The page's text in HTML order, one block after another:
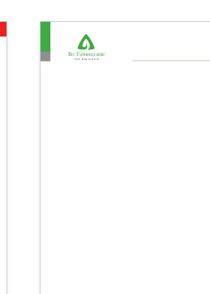
Ihr Firmenname
Ihre Basislinie